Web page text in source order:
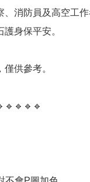
、消防員及高空工
身保平安。
供參考。